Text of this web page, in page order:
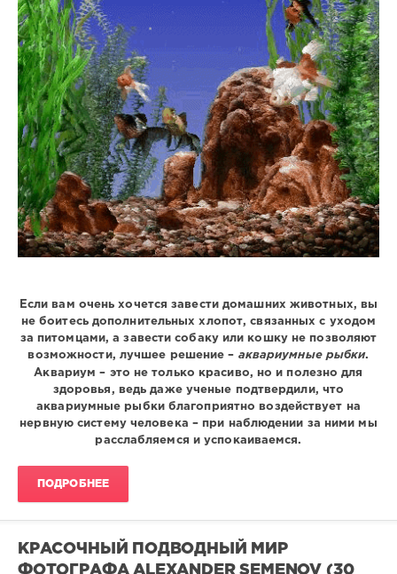
087
3
Если вам очень хочется завести домашних животных, вы
не боитесь дополнительных хлопот, связанных с уходом
за питомцами, а завести собаку или кошку не позволяют
возможности, лучшее решение – аквариумные рыбки.
Аквариум – это не только красиво, но и полезно для
здоровья, ведь даже ученые подтвердили, что
аквариумные рыбки благоприятно воздействует на
нервную систему человека – при наблюдении за ними мы
расслабляемся и успокаиваемся.
ПОДРОБНЕЕ
КРАСОЧНЫЙ ПОДВОДНЫЙ МИР
ФОТОГРАФА ALEXANDER SEMENOV (30